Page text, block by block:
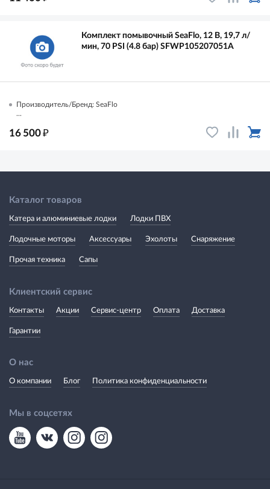
Комплект помывочный SeaFlo, 12 В, 19,7 л/
мин, 70 PSI (4.8 бар) SFWP105207051A
Производитель/Бренд: SeaFlo
...
16 500₽
Каталог товаров
Катера и алюминиевые лодки Лодки ПВХ
Лодочные моторы Аксессуары Эхолоты Снаряжение
Прочая техника Сапы
Клиентский сервис
Контакты Акции Сервис-центр Оплата Доставка
Гарантии
О нас
О компании Блог Политика конфиденциальности
Мы в соцсетях